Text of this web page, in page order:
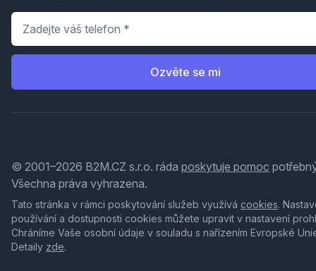
Telefon
Ozvěte se mi
© 2001–2026 B2M.CZ s.r.o. ráda poskytuje pomoc
Všechna práva vyhrazena.
Tato stránka v rámci poskytování služeb využívá cookies.
používání a dostupnosti cookies můžete upravit v nastavení
Chráníme Vaše osobní údaje v souladu s nařízením Evropské
Detaily zde.